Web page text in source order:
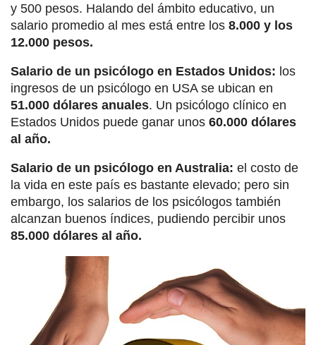
y 500 pesos. Halando del ámbito educativo, un
salario promedio al mes está entre los 8.000 y los
12.000 pesos.
Salario de un psicólogo en Estados Unidos: los
ingresos de un psicólogo en USA se ubican en
51.000 dólares anuales. Un psicólogo clínico en
Estados Unidos puede ganar unos 60.000 dólares
al año.
Salario de un psicólogo en Australia: el costo de
la vida en este país es bastante elevado; pero sin
embargo, los salarios de los psicólogos también
alcanzan buenos índices, pudiendo percibir unos
85.000 dólares al año.